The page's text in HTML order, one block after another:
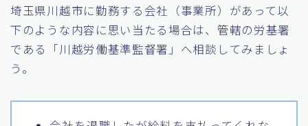
埼玉県川越市に勤務する会社（事業所）があって以
下のような内容に思い当たる場合は、管轄の労基署
である「川越労働基準監督署」へ相談してみましょ
う。